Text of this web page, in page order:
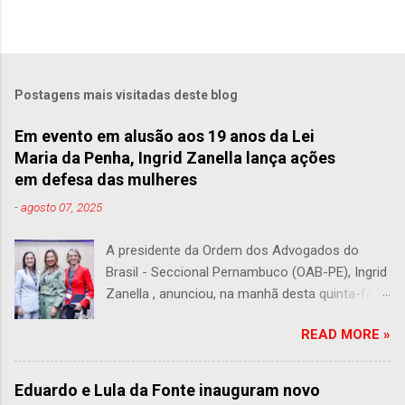
Postagens mais visitadas deste blog
Em evento em alusão aos 19 anos da Lei
Maria da Penha, Ingrid Zanella lança ações
em defesa das mulheres
-agosto 07, 2025
A presidente da Ordem dos Advogados do
Brasil - Seccional Pernambuco (OAB-PE), Ingrid
Zanella , anunciou, na manhã desta quinta-feira
fortalecimento da rede de apoio às mulheres
vítimas de violência. O anúncio foi feito durante
a abertura da XIX Jornada Lei Maria da Penha,
READ MORE »
Eduardo e Lula da Fonte inauguram novo